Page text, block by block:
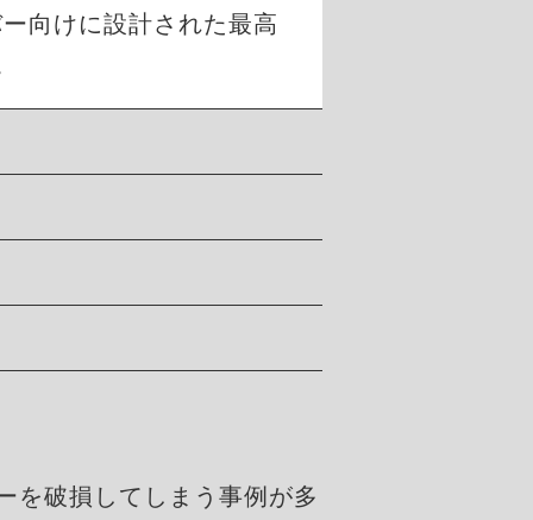
向けに設計された最高
を破損してしまう事例が多